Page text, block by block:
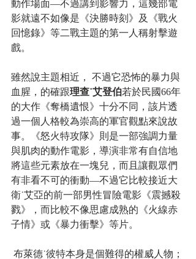
動作場面—不過講到影響力，這幾部電
影就遠不如像是《決勝時刻》及《戰火
回憶錄》等二戰主題的第一人稱射擊遊
戲。
雖然說主題相近， 不過它恐怖的暴力與
血腥，的確跟理查˙艾登伯若於民國66年
的大作《奪橋遺恨》十分不同，該片透
過一個人格較為崇高的軍官觀點來說故
事。《怒火特攻隊》則是一部強調力量
與肌肉的動作電影，導演非常有自信地
將這些元素放在一塊兒，而且讓觀眾們
有非看不可的衝動—不過它比較接近大
衛˙艾亞的前一部男性冒險電影《震撼殺
戮》，而比較不像思慮成熟的《火線赤
子情》或《暴力衝擊》等片。